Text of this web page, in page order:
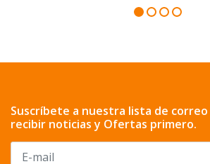
Suscríbete a nuestra lista de
recibir noticias y Ofertas primero.